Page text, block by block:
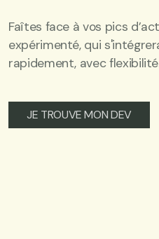
Faîtes face à vos pics
expérimenté, qui
rapidement, avec
JE TROUVE MON DEV